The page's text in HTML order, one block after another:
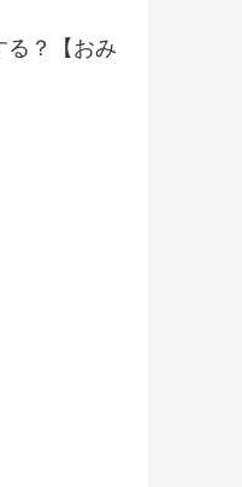
る？【おみ